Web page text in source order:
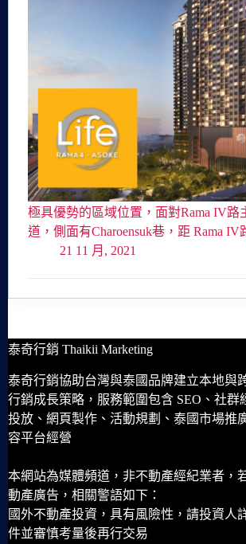
極具優勢的區域位置，面對Rama IV路
道，側面有Charoensuk巷，距 Rama
21 11 月, 2021
泰奇行銷 Thaikii Marketing
泰奇行銷協助台灣與泰國品牌建立本地與
行銷成長策略，服務範圍包含 SEO、社群
投放、網頁製作、活動規劃、泰國市場推
容平台經營
本網站為媒體頻道，非不動產經紀業者，
動產廣告，相關警語如下：
國外不動產投資，具有風險性，請投資人
件並審慎考量後再行交易